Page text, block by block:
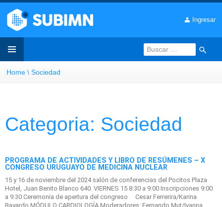
Sociedad Uruguaya de Biología y Medicina Nuclear | Oficial
Ingresar
principal
Ir
Contenido
Buscar:
Home Sociedad
Categoria: Sociedad
PROGRAMA DE ACTIVIDADES Y LIBRO DE RESÚMENES – X
CONGRESO URUGUAYO DE MEDICINA NUCLEAR
15 y 16 de noviembre del 2024 salón de conferencias del Pocitos Plaza
Hotel, Juan Benito Blanco 640. VIERNES 15 8:30 a 9:00 Inscripciones 9:00
a 9:30 Ceremonia de apertura del congreso Cesar Ferrerira/Karina
Bayardo MÓDULO CARDIOLOGÍA Moderadores: Fernando Mut/Ivanna